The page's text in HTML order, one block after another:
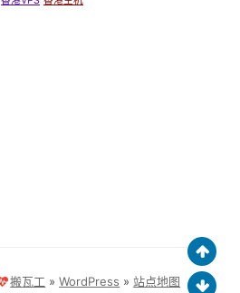
搬瓦工 »WordPress »站点地图